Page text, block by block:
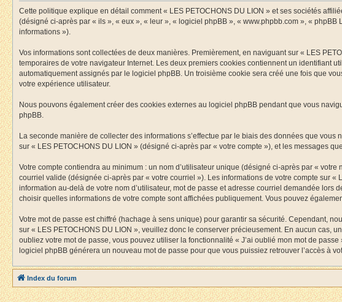
Cette politique explique en détail comment « LES PETOCHONS DU LION » et ses sociétés
(désigné ci-après par « ils », « eux », « leur », « logiciel phpBB », « www.phpbb.com », «
informations »).
Vos informations sont collectées de deux manières. Premièrement, en naviguant sur « LES
temporaires de votre navigateur Internet. Les deux premiers cookies contiennent un identifiant
automatiquement assignés par le logiciel phpBB. Un troisième cookie sera créé une fois que
votre expérience utilisateur.
Nous pouvons également créer des cookies externes au logiciel phpBB pendant que vous
phpBB.
La seconde manière de collecter des informations s’effectue par le biais des données que
sur « LES PETOCHONS DU LION » (désigné ci-après par « votre compte »), et les messages
Votre compte contiendra au minimum : un nom d’utilisateur unique (désigné ci-après par «
courriel valide (désignée ci-après par « votre courriel »). Les informations de votre compte sur
information au-delà de votre nom d’utilisateur, mot de passe et adresse courriel demandée
choisir quelles informations de votre compte sont affichées publiquement. Vous pouvez
Votre mot de passe est chiffré (hachage à sens unique) pour garantir sa sécurité. Cependant,
sur « LES PETOCHONS DU LION », veuillez donc le conserver précieusement. En aucun cas,
oubliez votre mot de passe, vous pouvez utiliser la fonctionnalité « J’ai oublié mon mot de
logiciel phpBB générera un nouveau mot de passe pour que vous puissiez retrouver l’accès à
Index du forum